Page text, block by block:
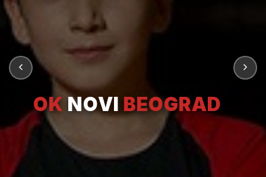
OK NOVI BEOGRAD